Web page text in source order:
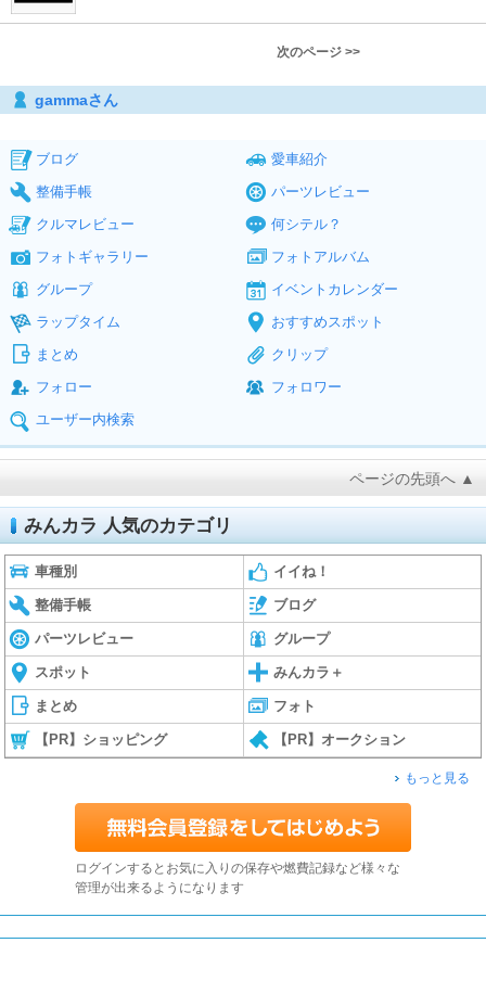
次のページ >>
gammaさん
ブログ
愛車紹介
整備手帳
パーツレビュー
クルマレビュー
何シテル？
フォトギャラリー
フォトアルバム
グループ
イベントカレンダー
ラップタイム
おすすめスポット
まとめ
クリップ
フォロー
フォロワー
ユーザー内検索
ページの先頭へ ▲
みんカラ 人気のカテゴリ
車種別 イイね！
整備手帳 ブログ
パーツレビュー グループ
スポット みんカラ＋
まとめ フォト
【PR】ショッピング 【PR】オークション
もっと見る
ログインするとお気に入りの保存や燃費記録など様々な
管理が出来るようになります